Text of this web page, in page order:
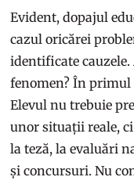
Evident, dopajul
cazul oricărei
identificate cauzele.
fenomen? În primul
Elevul nu trebuie
unor situații reale,
la teză, la evaluări
și concursuri. Nu